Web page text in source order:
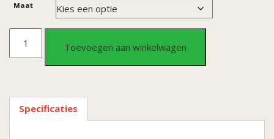
Maat
Jurk
aantal
Toevoegen aan winkelwagen
Specificaties